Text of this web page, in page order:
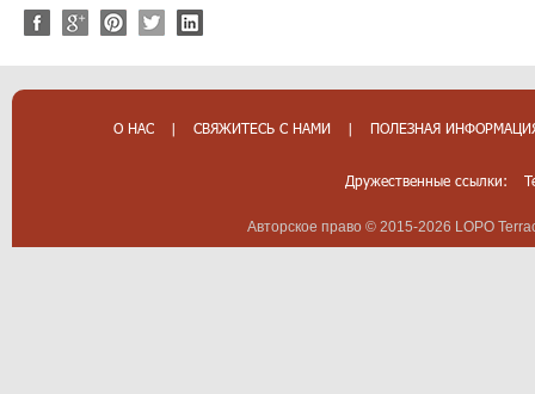
О НАС | СВЯЖИТЕСЬ С НАМИ | ПОЛЕЗНАЯ
Дружественные ссылки:
Авторское право © 2015-2026 LOPO